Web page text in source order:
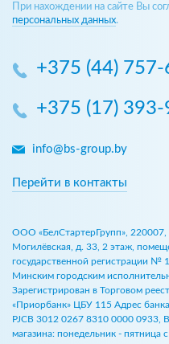
При нахождении на сайте Вы
персональных данных.
+375 (44)
+375 (17)
info@bs-group.by
Перейти в контакты
ООО «БелСтартерГрупп», 220007,
Могилёвская, д. 33, 2 этаж,
государственной регистрации №
Минским городским
Зарегистрирован в Торговом
«Приорбанк» ЦБУ 115 Адрес
PJCB 3012 0267 8310 0000 0933,
магазина: понедельник - пятница